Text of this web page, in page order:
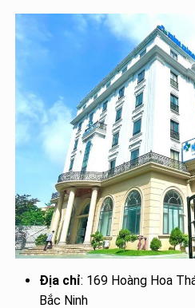
Địa chỉ: 169 Hoàng Hoa
Bắc Ninh